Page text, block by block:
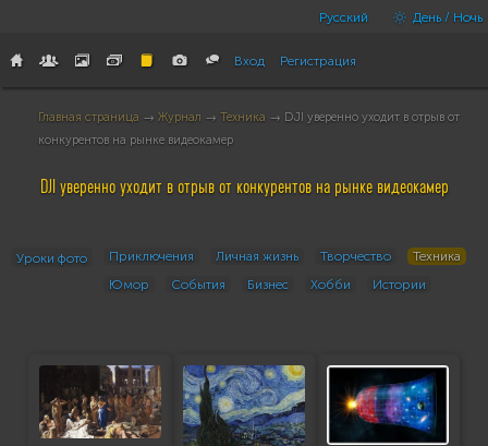
Русский День / Ночь
Вход Регистрация
Главная страница → Журнал → Техника → DJI уверенно уходит в отрыв от
конкурентов на рынке видеокамер
DJI уверенно уходит в отрыв от конкурентов на рынке видеокамер
Уроки фото Приключения Личная жизнь Творчество
Техника
Юмор
События Бизнес Хобби Истории